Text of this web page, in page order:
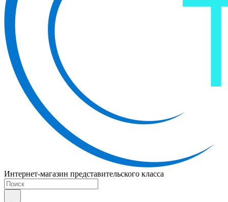
Интернет-магазин представительского класса